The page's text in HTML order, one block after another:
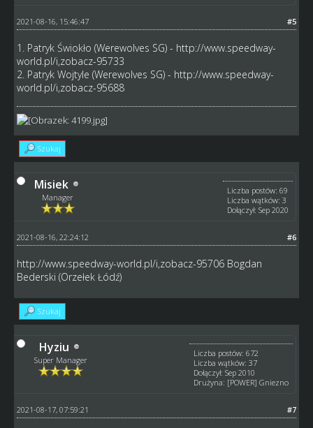
#5
2021-08-16, 15:46:47
1. Patryk Świokło (Werewolves SG) - http://www.speedway-
world.pl/i,zobacz-95733
2. Patryk Wojtyle (Werewolves SG) - http://www.speedway-
world.pl/i,zobacz-95688
Szukaj
Misiek
Manager
Liczba postów: 69
Liczba wątków: 3
Dołączył: Sep 2020
#6
2021-08-16, 22:24:12
http://www.speedway-world.pl/i,zobacz-95706Bogdan
Bederski (Orzełek Łódź)
Szukaj
Hyziu
Super Manager
Liczba postów: 672
Liczba wątków: 37
Dołączył: Sep 2010
Drużyna: [POWER] Gniezno
#7
2021-08-17, 07:59:21